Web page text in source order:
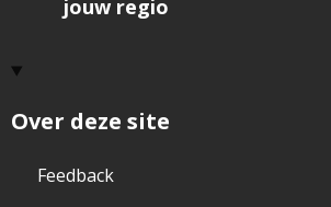
Over deze site
Feedback
jouw regio